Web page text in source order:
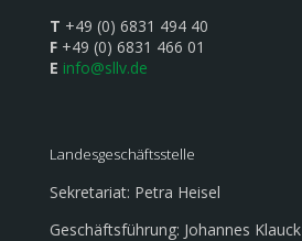
T +49 (0) 6831 494 40
F +49 (0) 6831 466 01
E info@sllv.de
Landesgeschäftsstelle
Sekretariat: Petra Heisel
Geschäftsführung: Johannes Klauck